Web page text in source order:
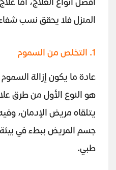
أفضل أنواع العلاج، أما
المنزل فلا يحقق نسب
1. التخلص من السموم
عادة ما يكون إزالة
هو النوع الأول من طرق
يتلقاه مريض الإدمان،
جسم المريض ببطء في
طبي.